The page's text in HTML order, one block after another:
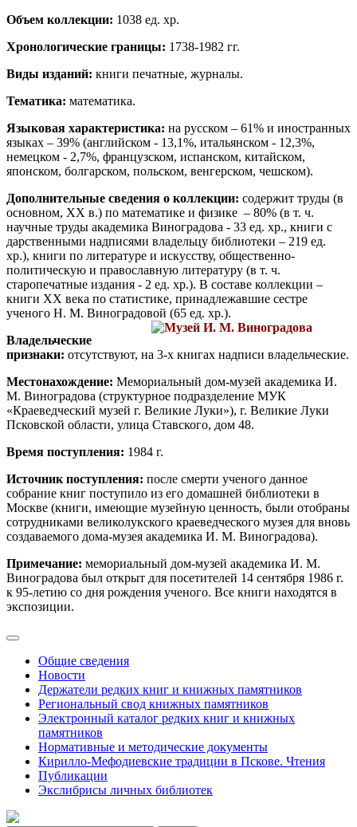
Объем коллекции: 1038 ед. хр.
Хронологические границы: 1738-1982 гг.
Виды изданий: книги печатные, журналы.
Тематика: математика.
Языковая характеристика: на русском – 61% и иностранных
языках – 39% (английском - 13,1%, итальянском - 12,3%,
немецком - 2,7%, французском, испанском, китайском,
японском, болгарском, польском, венгерском, чешском).
Дополнительные сведения о коллекции: содержит труды (в
основном, XX в.) по математике и физике – 80% (в т. ч.
научные труды академика Виноградова - 33 ед. хр., книги с
дарственными надписями владельцу библиотеки – 219 ед.
хр.), книги по литературе и искусству, общественно-
политическую и православную литературу (в т. ч.
старопечатные издания - 2 ед. хр.). В составе коллекции –
книги XX века по статистике, принадлежавшие сестре
ученого Н. М. Виноградовой (65 ед. хр.).
Владельческие
признаки: отсутствуют, на 3-х книгах надписи владельческие.
Местонахождение: Мемориальный дом-музей академика И.
М. Виноградова (структурное подразделение МУК
«Краеведческий музей г. Великие Луки»), г. Великие Луки
Псковской области, улица Ставского, дом 48.
Время поступления: 1984 г.
Источник поступления: после смерти ученого данное
собрание книг поступило из его домашней библиотеки в
Москве (книги, имеющие музейную ценность, были отобраны
сотрудниками великолукского краеведческого музея для вновь
создаваемого дома-музея академика И. М. Виноградова).
Примечание: мемориальный дом-музей академика И. М.
Виноградова был открыт для посетителей 14 сентября 1986 г.
к 95-летию со дня рождения ученого. Все книги находятся в
экспозиции.
Общие сведения
Новости
Держатели редких книг и книжных памятников
Региональный свод книжных памятников
Электронный каталог редких книг и книжных
памятников
Нормативные и методические документы
Кирилло-Мефодиевские традиции в Пскове. Чтения
Публикации
Экслибрисы личных библиотек